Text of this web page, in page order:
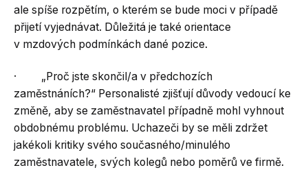
ale spíše rozpětím, o kterém se bude moci v případě
přijetí vyjednávat. Důležitá je také orientace
v mzdových podmínkách dané pozice.
· „Proč jste skončil/a v předchozích
zaměstnáních?“ Personalisté zjišťují důvody vedoucí ke
změně, aby se zaměstnavatel případně mohl vyhnout
obdobnému problému. Uchazeči by se měli zdržet
jakékoli kritiky svého současného/minulého
zaměstnavatele, svých kolegů nebo poměrů ve firmě.